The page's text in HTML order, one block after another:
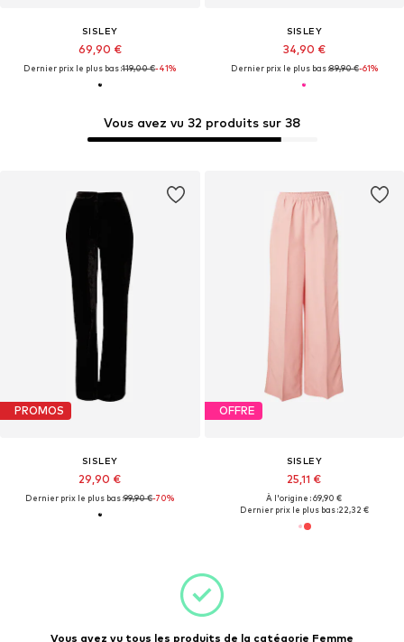
Vous avez vu 32 produits sur 38
SISLEY
69,90 €
Dernier prix le plus bas :119,00 €-41%
SISLEY
34,90 €
Dernier prix le plus bas :89,90 €-61%
PROMOS
SISLEY
29,90 €
Dernier prix le plus bas :99,90 €-70%
OFFRE
SISLEY
25,11 €
À l'origine : 69,90 €
Dernier prix le plus bas :22,32 €
Vous avez vu tous les produits de la catégorie Femme